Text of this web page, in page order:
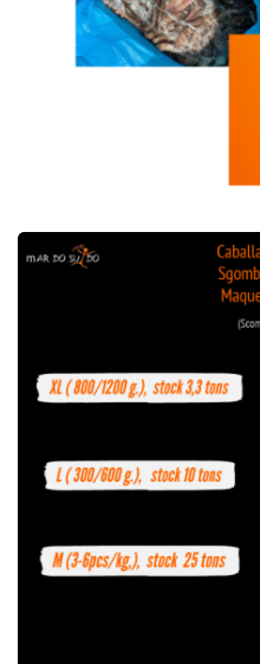
Offre de Maquereau Maroc